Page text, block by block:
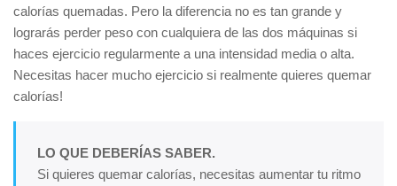
calorías quemadas. Pero la diferencia no es tan grande y
lograrás perder peso con cualquiera de las dos máquinas si
haces ejercicio regularmente a una intensidad media o alta.
Necesitas hacer mucho ejercicio si realmente quieres quemar
calorías!
LO QUE DEBERÍAS SABER.
Si quieres quemar calorías, necesitas aumentar tu ritmo